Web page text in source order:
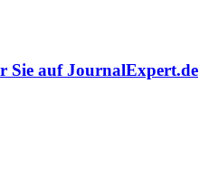
Sie auf JournalExpert.de